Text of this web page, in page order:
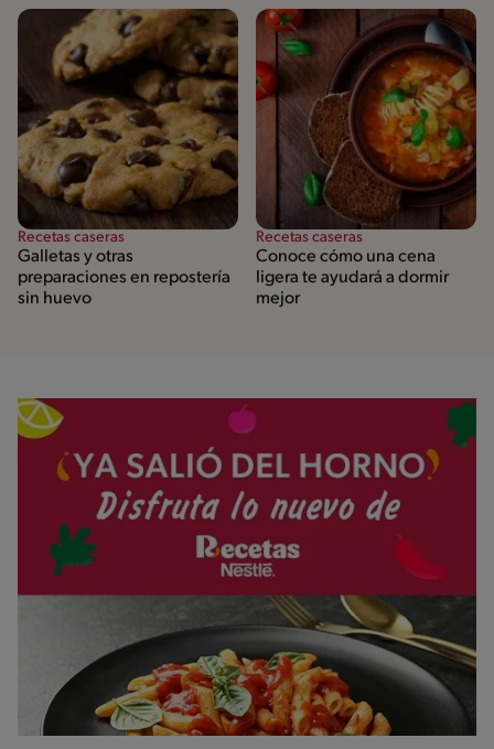
Recetas caseras
Galletas y otras
preparaciones en repostería
sin huevo
Recetas caseras
Conoce cómo una cena
ligera te ayudará a dormir
mejor